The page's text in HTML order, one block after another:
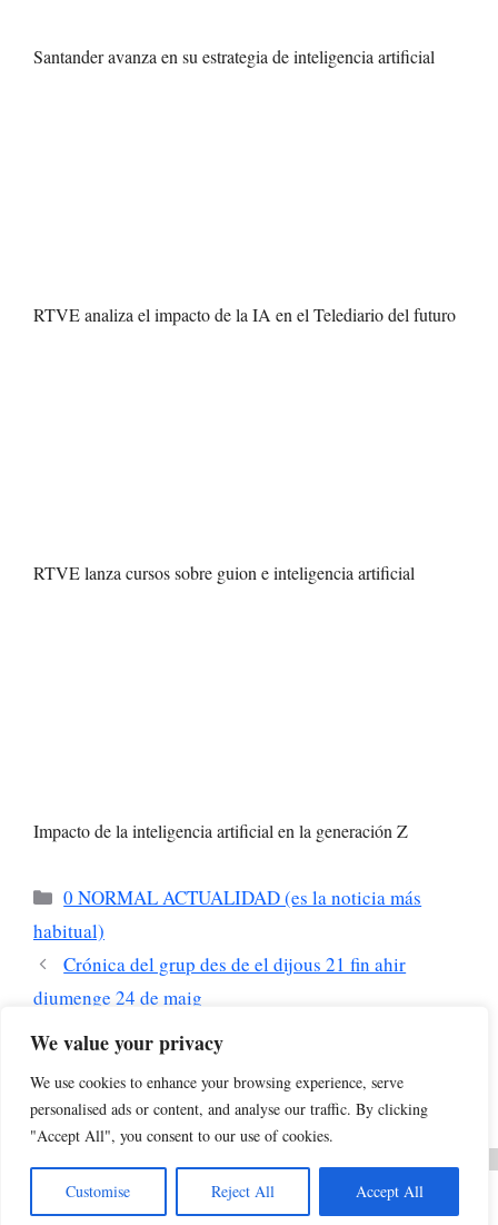
We value your privacy
We use cookies to enhance your browsing experience, serve
personalised ads or content, and analyse our traffic. By clicking
"Accept All", you consent to our use of cookies.
Customise Reject All Accept All
Santander avanza en su estrategia de inteligencia artificial
RTVE analiza el impacto de la IA en el Telediario del futuro
RTVE lanza cursos sobre guion e inteligencia artificial
Impacto de la inteligencia artificial en la generación Z
Categorías
0 NORMAL ACTUALIDAD (es la noticia más
habitual)
Crónica del grup des de el dijous 21 fin ahir
diumenge 24 de maig
León XIV pide en su primera encíclica como papa
peligros
© 2026 BARCELONADOT.es GeneratePress